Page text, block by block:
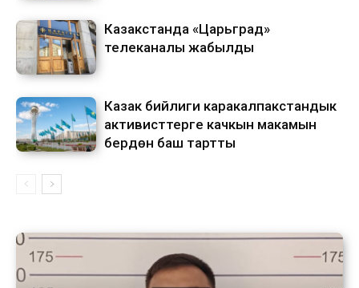
Казакстанда «Царьград»
телеканалы жабылды
Казак бийлиги каракалпакстандык
активисттерге качкын макамын
берүүдөн баш тартты